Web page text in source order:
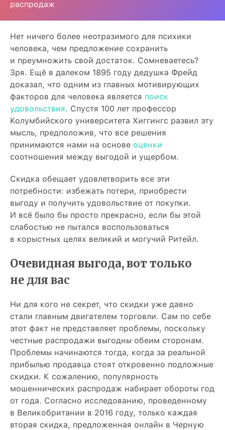
распродаж
Нет ничего более неотразимого для психики
человека, чем предложение сохранить
и преумножить свой достаток. Сомневаетесь?
Зря. Ещё в далеком 1895 году дедушка Фрейд
доказал, что одним из главных мотивирующих
факторов для человека является поиск
удовольствия. Спустя 100 лет профессор
Колумбийского университета Хиггингс развил эту
мысль, предположив, что все решения
принимаются нами на основе оценки
соотношения между выгодой и ущербом.
Скидка обещает удовлетворить все эти
потребности: избежать потери, приобрести
выгоду и получить удовольствие от покупки.
И всё было бы просто прекрасно, если бы этой
слабостью не пытался воспользоваться
в корыстных целях великий и могучий Ритейл.
Очевидная выгода, вот только
не для вас
Ни для кого не секрет, что скидки уже давно
стали главным двигателем торговли. Сам по себе
этот факт не представляет проблемы, поскольку
честные распродажи выгодны обеим сторонам.
Проблемы начинаются тогда, когда за реальной
прибылью продавца стоят откровенно подложные
скидки. К сожалению, популярность
мошеннических распродаж набирает обороты год
от года. Согласно исследованию, проведенному
в Великобритании в 2016 году, только каждая
вторая скидка, предложенная онлайн в Черную